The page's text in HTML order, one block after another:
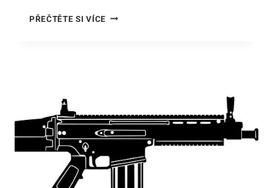
PŘEČTĚTE SI VÍCEJAK
SI
NIKDY
NEKLADLI!